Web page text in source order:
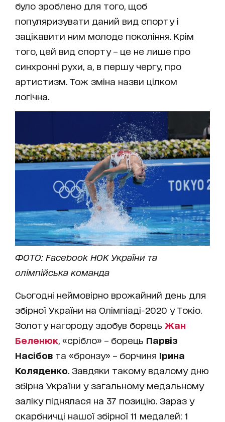
було зроблено для того, щоб
популяризувати даний вид спорту і
зацікавити ним молоде покоління. Крім
того, цей вид спорту – це не лише про
синхронні рухи, а, в першу чергу, про
артистизм. Тож зміна назви цілком
логічна.
ФОТО: Facebook НОК України та
олімпійська команда
Сьогодні неймовірно врожайний день для
збірної України на Олімпіаді-2020 у Токіо.
Золоту нагороду здобув борець Жан
Беленюк , «срібло» – борець Парвіз
Насібов та «бронзу» – борчиня Ірина
Коляденко . Завдяки такому вдалому дню
збірна України у загальному медальному
заліку піднялася на 37 позицію. Зараз у
скарбничці нашої збірної 11 медалей: 1